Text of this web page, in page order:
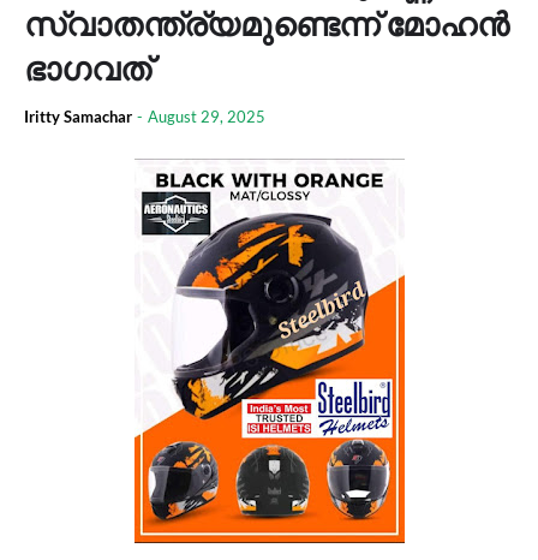
സ്വാതന്ത്ര്യമുണ്ടെന്ന് മോഹൻ
ഭാ​ഗവത്
Iritty Samachar - August 29, 2025